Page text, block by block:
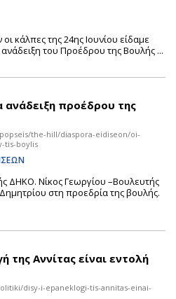
κάλπες της 24ης Ιουνίου είδαμε
του Προέδρου της Βουλής ...
ανάδειξη προέδρου της
the-hill/diaspora-eidiseon/oi-
tis-boylis
ΔΗΚΟ. Νίκος Γεωργίου –Βουλευτής
στη προεδρία της βουλής.
της Αννίτας είναι εντολή
disy-i-epaneklogi-tis-annitas-einai-